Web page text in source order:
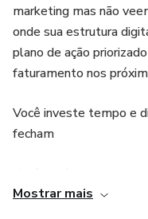
marketing mas não
onde sua estrutura
plano de ação
faturamento nos
Você investe tempo e
fecham
— mas no final do mês
Mostrar mais